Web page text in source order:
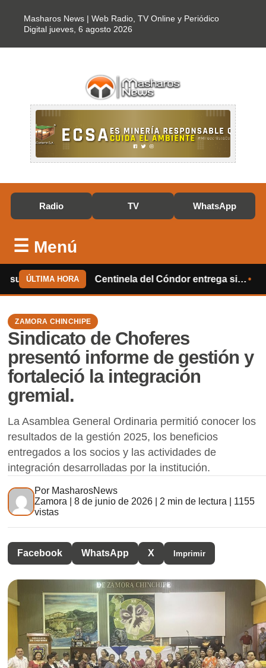
Masharos News | Web Radio, TV Online y Periódico
Digital jueves, 6 agosto 2026
Radio TV WhatsApp
☰
ÚLTIMA HORA
de 2030 Centinela del Cóndor entrega sillas de ruedas y ayuda humanitaria Sindicato de
ZAMORA CHINCHIPE
Sindicato de Choferes
presentó informe de gestión y
fortaleció la integración
gremial.
La Asamblea General Ordinaria permitió conocer los
resultados de la gestión 2025, los beneficios
entregados a los socios y las actividades de
integración desarrolladas por la institución.
Por MasharosNews
Zamora | 8 de junio de 2026 | 2 min de lectura | 1155
vistas
Facebook WhatsApp X Imprimir